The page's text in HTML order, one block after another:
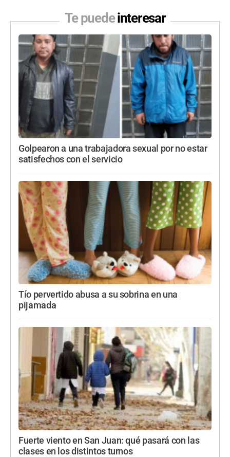
Te puedeinteresar
Golpearon a una trabajadora sexual por no estar
satisfechos con el servicio
Tío pervertido abusa a su sobrina en una
pijamada
Fuerte viento en San Juan: qué pasará con las
clases en los distintos turnos